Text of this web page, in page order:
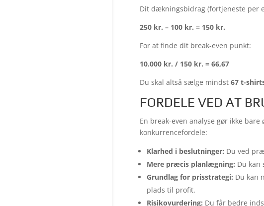
Dit dækningsbidrag (fortjeneste per
250 kr. – 100 kr. = 150 kr.
For at finde dit break-even punkt:
10.000 kr. / 150 kr. = 66,67
Du skal altså sælge mindst 67 t-
FORDELE VED AT
En break-even analyse gør ikke
konkurrencefordele:
Klarhed i beslutninger: Du ved
Mere præcis planlægning: Du kan
Grundlag for prisstrategi: Du kan
plads til profit.
Risikovurdering: Du får bedre